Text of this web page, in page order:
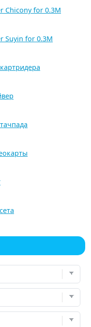
Chicony for 0.3M
Suyin for 0.3M